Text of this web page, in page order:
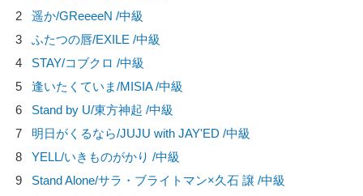
2
遥か/GReeeeN /中級
3
ふたつの唇/EXILE /中級
4
STAY/コブクロ /中級
5
逢いたくていま/MISIA/中級
6
Stand by U/東方神起 /中級
7
明日がくるなら/JUJU with JAY'ED /中級
8
YELL/いきものがかり /中級
9
Stand Alone/サラ・ブライトマン×久石 譲 /中級